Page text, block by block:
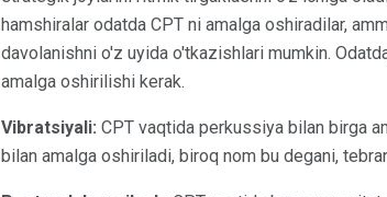
hamshiralar odatda CPT ni amalga oshiradilar,
davolanishni o'z uyida o'tkazishlari mumkin.
amalga oshirilishi kerak.
Vibratsiyali: CPT vaqtida perkussiya bilan birga
bilan amalga oshiriladi, biroq nom bu degani,